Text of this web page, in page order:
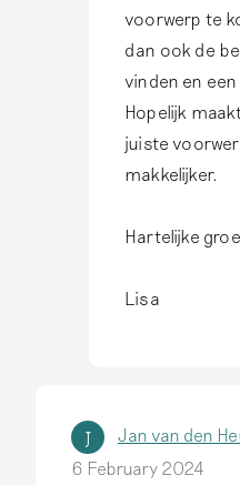
n
v
a
n
d
e
H
u
4
voorwerp te
dan ook de
vinden en
Hopelijk
juiste
makkelijker.
Hartelijke
Lisa
J Jan van den
6 February 2024